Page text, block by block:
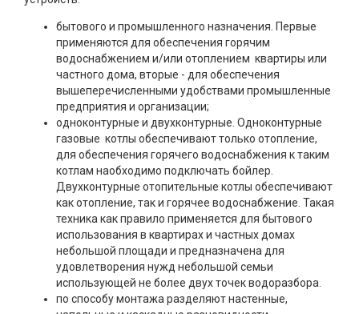
бытового и промышленного назначения. Первые
применяются для обеспечения горячим
водоснабжением и/или отоплением квартиры или
частного дома, вторые - для обеспечения
вышеперечисленными удобствами промышленные
предприятия и организации;
одноконтурные и двухконтурные. Одноконтурные
газовые котлы обеспечивают только отопление,
для обеспечения горячего водоснабжения к таким
котлам наобходимо подключать бойлер.
Двухконтурные отопительные котлы обеспечивают
как отопление, так и горячее водоснабжение. Такая
техника как правило применяется для бытового
использования в квартирах и частных домах
небольшой площади и предназначена для
удовлетворения нужд небольшой семьи
использующей не более двух точек водоразбора.
по способу монтажа разделяют настенные,